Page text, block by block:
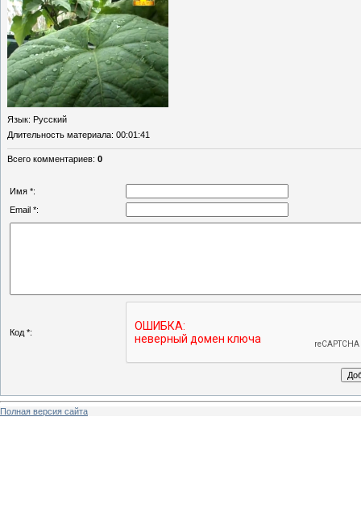
Язык: Русский
Длительность материала: 00:01:41
Всего комментариев: 0
Имя *:
Email *:
Код *:
Полная версия сайта